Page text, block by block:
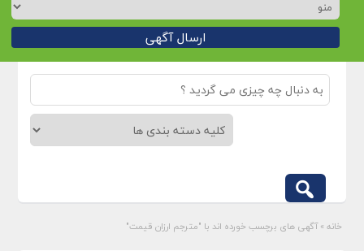
ارسال آگهی
خانه » آگهی های برچسب خورده اند با "مترجم ارزان قیمت"